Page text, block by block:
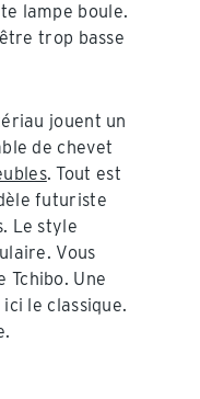
lampe boule.
trop basse
jouent un
de chevet
. Tout est
futuriste
Le style
Vous
Tchibo. Une
le classique.